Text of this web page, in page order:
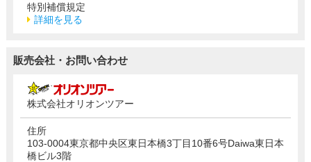
特別補償規定
詳細を見る
販売会社・お問い合わせ
株式会社オリオンツアー
住所
103-0004東京都中央区東日本橋3丁目10番6号Daiwa東日本
橋ビル3階